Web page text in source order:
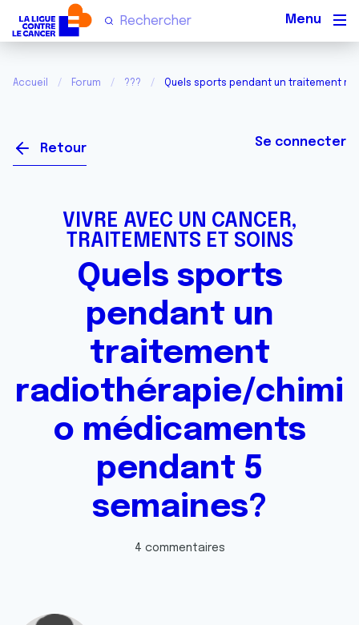
Accueil Forum ??? Quels sports pendant un traitement
Retour Se connecter
VIVRE AVEC UN CANCER,
TRAITEMENTS ET SOINS
Quels sports
pendant un
traitement
radiothérapie/chimi
o médicaments
pendant 5
semaines?
4 commentaires